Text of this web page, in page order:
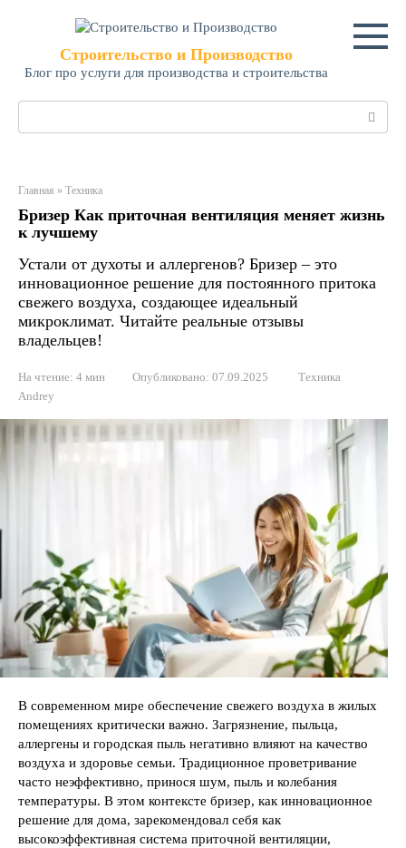
Строительство и Производство
Блог про услуги для производства и строительства
Главная » Техника
Бризер Как приточная вентиляция меняет жизнь
к лучшему
Устали от духоты и аллергенов? Бризер – это
инновационное решение для постоянного притока
свежего воздуха, создающее идеальный
микроклимат. Читайте реальные отзывы
владельцев!
На чтение: 4 мин Опубликовано: 07.09.2025
Техника
Andrey
В современном мире обеспечение свежего воздуха в жилых
помещениях критически важно. Загрязнение, пыльца,
аллергены и городская пыль негативно влияют на качество
воздуха и здоровье семьи. Традиционное проветривание
часто неэффективно, принося шум, пыль и колебания
температуры. В этом контексте бризер, как инновационное
решение для дома, зарекомендовал себя как
высокоэффективная система приточной вентиляции,